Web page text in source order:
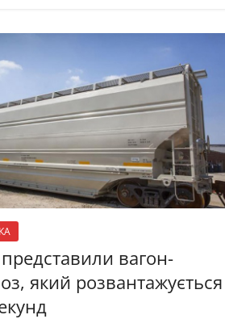
вагон-
який розвантажується